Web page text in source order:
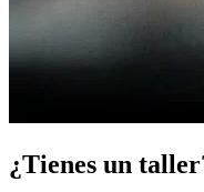
¿Tienes un